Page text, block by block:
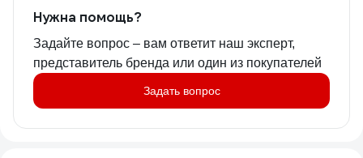
Нужна помощь?
Задайте вопрос – вам ответит наш эксперт,
представитель бренда или один из покупателей
Задать вопрос